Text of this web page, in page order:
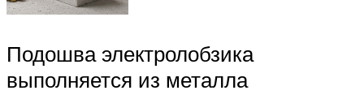
Подошва электролобзика
выполняется из металла